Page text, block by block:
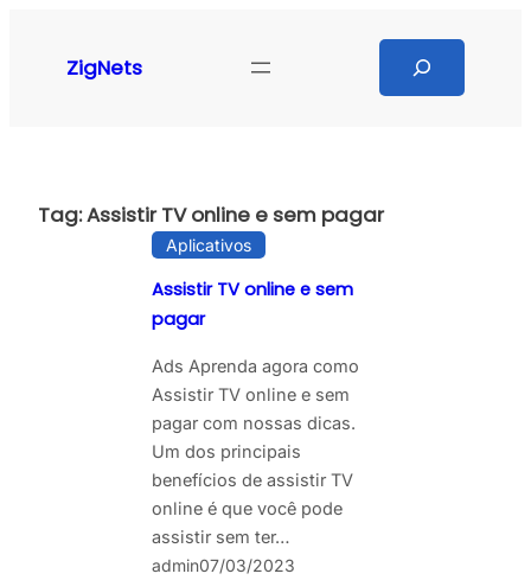
ZigNets
Tag:Assistir TV online e sem pagar
Aplicativos
Assistir TV online e sem
pagar
Ads Aprenda agora como
Assistir TV online e sem
pagar com nossas dicas.
Um dos principais
benefícios de assistir TV
online é que você pode
assistir sem ter…
admin07/03/2023